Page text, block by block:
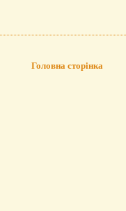
Головна сторінка